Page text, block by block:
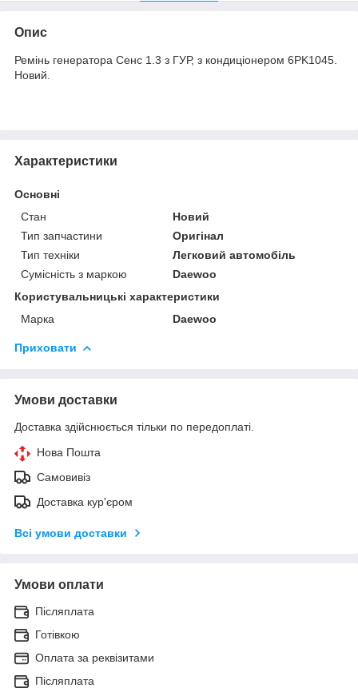
Опис
Ремінь генератора Сенс 1.3 з ГУР, з кондиціонером 6PK1045.
Новий.
Характеристики
Основні
Стан
Новий
Тип запчастини
Оригінал
Тип техніки
Легковий автомобіль
Сумісність з маркою
Daewoo
Користувальницькі характеристики
Марка
Daewoo
Приховати
Умови доставки
Доставка здійснюється тільки по передоплаті.
Нова Пошта
Самовивіз
Доставка кур'єром
Всі умови доставки
Умови оплати
Післяплата
Готівкою
Оплата за реквізитами
Післяплата